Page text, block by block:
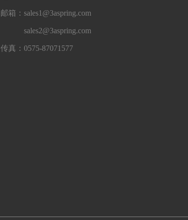
邮箱：sales1@3aspring.com
sales2@3aspring.com
传真：0575-87071577